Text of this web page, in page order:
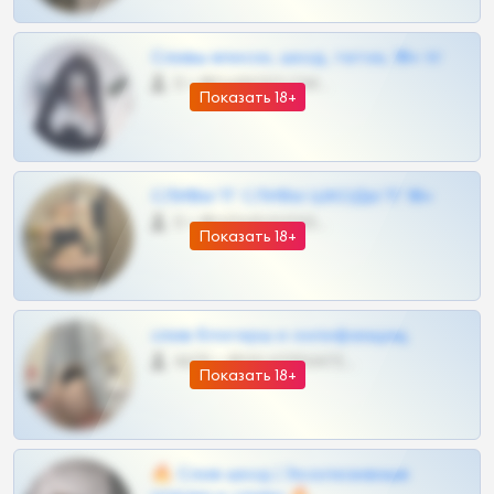
Показать 18+
Сливы вписок, шкод, теток, 18+ тг
0 •
Показать 18+
СЛИВЫ ТГ СЛИВЫ ШКОДЫ ТГ 18+
0 •
Показать 18+
слив блогерш и онлифанщиц
4675 •
🔥 Слив шкод | Эксклюзивные